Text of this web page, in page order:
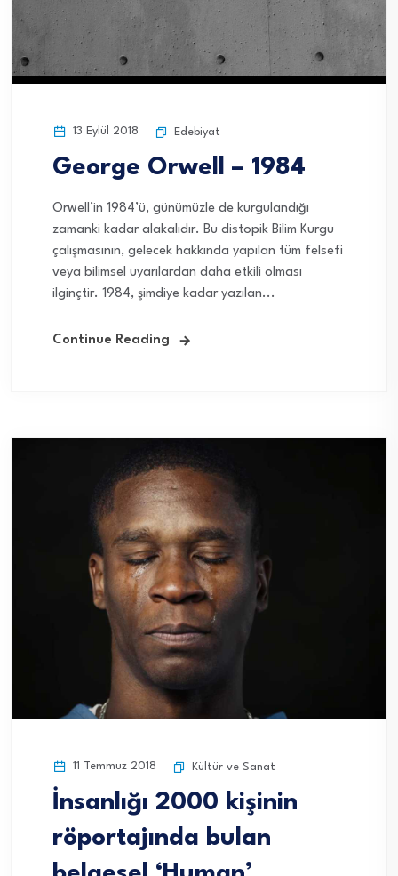
13 Eylül 2018 Edebiyat
George Orwell – 1984
Orwell’in 1984’ü, günümüzle de kurgulandığı
zamanki kadar alakalıdır. Bu distopik Bilim Kurgu
çalışmasının, gelecek hakkında yapılan tüm felsefi
veya bilimsel uyarılardan daha etkili olması
ilginçtir. 1984, şimdiye kadar yazılan...
Continue Reading
11 Temmuz 2018 Kültür ve Sanat
İnsanlığı 2000 kişinin
röportajında bulan